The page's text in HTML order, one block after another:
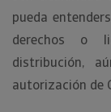
pueda
derechos o
distribución,
autorización de